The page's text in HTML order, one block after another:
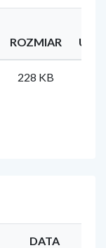
ROZMIAR
228 KB
DATA